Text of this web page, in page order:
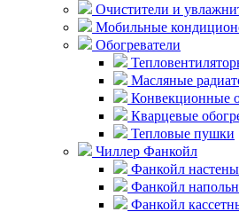
Очистители и
Мобильные
Обогреватели
Масляные
Конвекционные
Кварцевые
Тепловые пушки
Чиллер Фанкойл
Фанкойл
Фанкойл
Фанкойл